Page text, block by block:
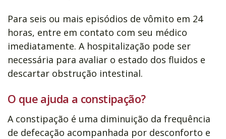
Para seis ou mais episódios de vômito em 24
horas, entre em contato com seu médico
imediatamente. A hospitalização pode ser
necessária para avaliar o estado dos fluidos e
descartar obstrução intestinal.
O que ajuda a constipação?
A constipação é uma diminuição da frequência
de defecação acompanhada por desconforto e